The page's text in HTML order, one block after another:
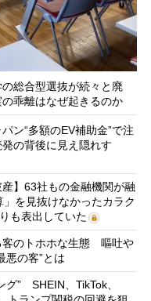
総合型選抜が続々と廃
乖離はなぜ起きるのか
ン“多額のEV補助金”で注
の背後に見え隠れす
】63社もの金融機関が融
を見抜けなかったカラク
も表出していた
客のトホホな生態 嘔吐や
悪の客”とは
グ” SHEIN、TikTok、